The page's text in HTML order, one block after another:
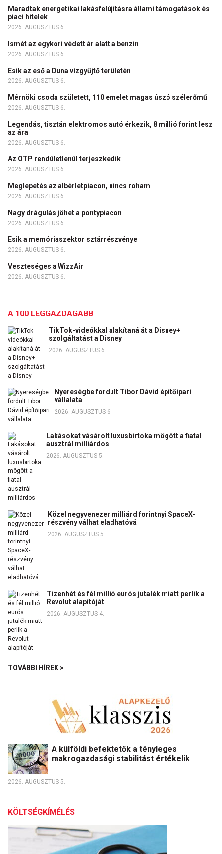
Maradtak energetikai lakásfelújításra állami támogatások és
piaci hitelek
2026. AUGUSZTUS 6.
Ismét az egykori védett ár alatt a benzin
2026. AUGUSZTUS 6.
Esik az eső a Duna vízgyűjtő területén
2026. AUGUSZTUS 6.
Mérnöki csoda született, 110 emelet magas úszó szélerőmű
2026. AUGUSZTUS 6.
Legendás, tisztán elektromos autó érkezik, 8 millió forint lesz
az ára
2026. AUGUSZTUS 6.
Az OTP rendületlenül terjeszkedik
2026. AUGUSZTUS 6.
Meglepetés az albérletpiacon, nincs roham
2026. AUGUSZTUS 6.
Nagy drágulás jöhet a pontypiacon
2026. AUGUSZTUS 6.
Esik a memóriaszektor sztárrészvénye
2026. AUGUSZTUS 6.
Veszteséges a WizzAir
2026. AUGUSZTUS 6.
A 100 LEGGAZDAGABB
TikTok-videókkal alakítaná át a Disney+
szolgáltatást a Disney
2026. AUGUSZTUS 6.
Nyereségbe fordult Tibor Dávid építőipari
vállalata
2026. AUGUSZTUS 6.
Lakásokat vásárolt luxusbirtoka mögött a fiatal
ausztrál milliárdos
2026. AUGUSZTUS 5.
Közel negyvenezer milliárd forintnyi SpaceX-
részvény válhat eladhatóvá
2026. AUGUSZTUS 5.
Tizenhét és fél millió eurós jutalék miatt perlik a
Revolut alapítóját
2026. AUGUSZTUS 4.
TOVÁBBI HÍREK >
A külföldi befektetők a tényleges
makrogazdasági stabilitást értékelik
2026. AUGUSZTUS 5.
KÖLTSÉGKÍMÉLÉS